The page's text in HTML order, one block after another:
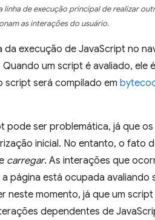
de execução principal de realizar
as interações do usuário.
execução de JavaScript no
Quando um script é avaliado, ele
script será compilado em
pode ser problemática, já que
inicial. No entanto, o fato
carregar. As interações que
página está ocupada avaliando
momento, já que um
dependentes de